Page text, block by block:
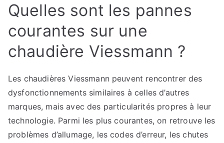
Quelles sont les pannes
courantes sur une
chaudière Viessmann ?
Les chaudières Viessmann peuvent rencontrer des
dysfonctionnements similaires à celles d’autres
marques, mais avec des particularités propres à leur
technologie. Parmi les plus courantes, on retrouve les
problèmes d’allumage, les codes d’erreur, les chutes